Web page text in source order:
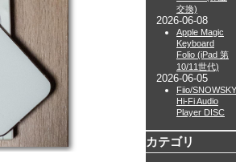
交換)
2026-06-08
Apple Magic
Keyboard
Folio (iPad 第
10/11世代)
2026-06-05
Fiio/SNOWSKY
Hi-Fi Audio
Player DISC
カテゴリ